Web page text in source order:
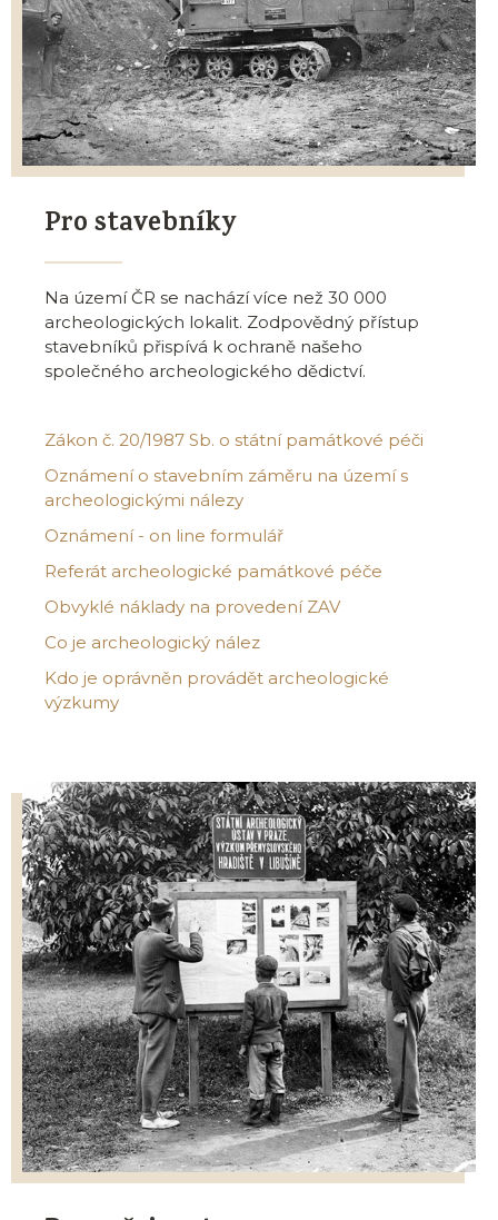
Pro stavebníky
Na území ČR se nachází více než 30 000
archeologických lokalit. Zodpovědný přístup
stavebníků přispívá k ochraně našeho
společného archeologického dědictví.
Zákon č. 20/1987 Sb. o státní památkové péči
Oznámení o stavebním záměru na území s
archeologickými nálezy
Oznámení - on line formulář
Referát archeologické památkové péče
Obvyklé náklady na provedení ZAV
Co je archeologický nález
Kdo je oprávněn provádět archeologické
výzkumy